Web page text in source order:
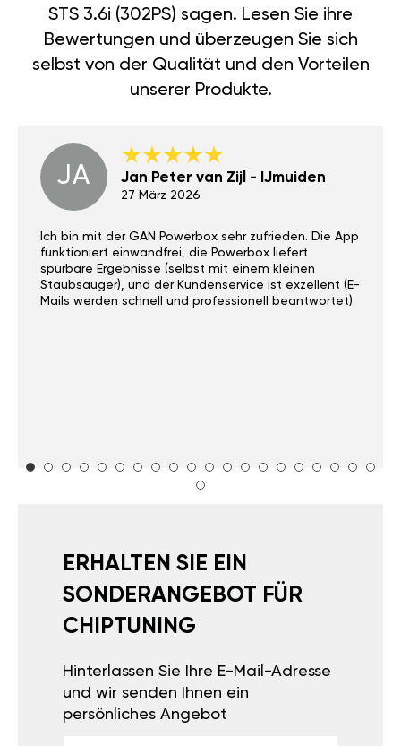
STS 3.6i (302PS) sagen. Lesen Sie ihre
Bewertungen und überzeugen Sie sich
selbst von der Qualität und den Vorteilen
unserer Produkte.
JA Jan Peter van Zijl - IJmuiden
27 März 2026
Ich bin mit der GÄN Powerbox sehr zufrieden. Die App
funktioniert einwandfrei, die Powerbox liefert
spürbare Ergebnisse (selbst mit einem kleinen
Staubsauger), und der Kundenservice ist exzellent (E-
Mails werden schnell und professionell beantwortet).
ERHALTEN SIE EIN
SONDERANGEBOT FÜR
CHIPTUNING
Hinterlassen Sie Ihre E-Mail-Adresse
und wir senden Ihnen ein
persönliches Angebot